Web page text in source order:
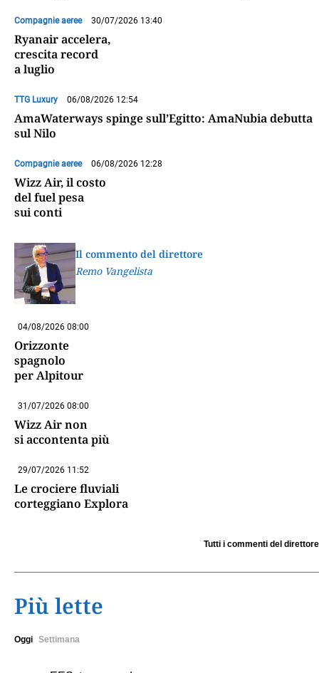
Compagnie aeree 30/07/2026 13:40
Ryanair accelera,
crescita record
a luglio
TTG Luxury 06/08/2026 12:54
AmaWaterways spinge sull’Egitto: AmaNubia debutta
sul Nilo
Compagnie aeree 06/08/2026 12:28
Wizz Air, il costo
del fuel pesa
sui conti
Il commento del direttore
Remo Vangelista
04/08/2026 08:00
Orizzonte
spagnolo
per Alpitour
31/07/2026 08:00
Wizz Air non
si accontenta più
29/07/2026 11:52
Le crociere fluviali
corteggiano Explora
Tutti i commenti del direttore
Più lette
Oggi Settimana